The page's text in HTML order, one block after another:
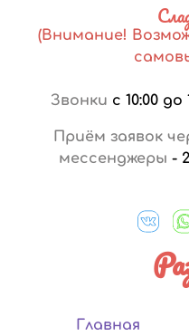
(Внимание!
Звонки с 10:00 до
Приём заявок
мессенджеры -
Главная